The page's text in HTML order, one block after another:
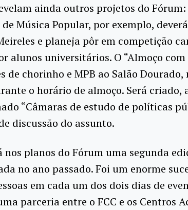
ainda outros projetos do
Música Popular, por exemplo,
e planeja pôr em competição
alunos universitários. O “Almoço
de chorinho e MPB ao Salão Dourado,
o horário de almoço. Será criado,
“Câmaras de estudo de políticas
discussão do assunto.
nos planos do Fórum uma segunda
no ano passado. Foi um enorme
em cada um dos dois dias de
parceria entre o FCC e os Centros